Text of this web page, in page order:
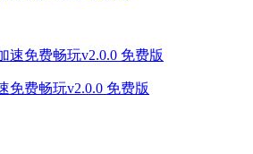
免费畅玩v2.0.0 免费版